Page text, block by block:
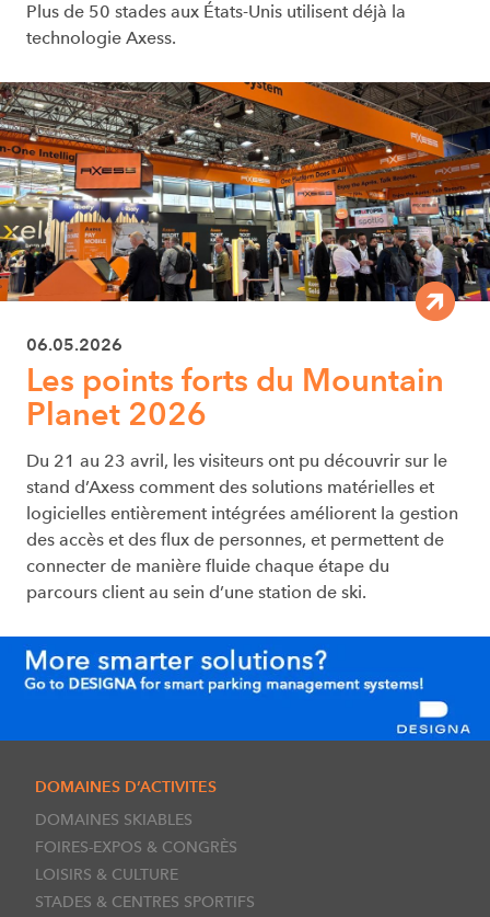
Plus de 50 stades aux États-Unis utilisent déjà la
technologie Axess.
06.05.2026
Les points forts du Mountain
Planet 2026
Du 21 au 23 avril, les visiteurs ont pu découvrir sur le
stand d’Axess comment des solutions matérielles et
logicielles entièrement intégrées améliorent la gestion
des accès et des flux de personnes, et permettent de
connecter de manière fluide chaque étape du
parcours client au sein d’une station de ski.
DOMAINES D’ACTIVITES
DOMAINES SKIABLES
FOIRES-EXPOS & CONGRÈS
LOISIRS & CULTURE
STADES & CENTRES SPORTIFS